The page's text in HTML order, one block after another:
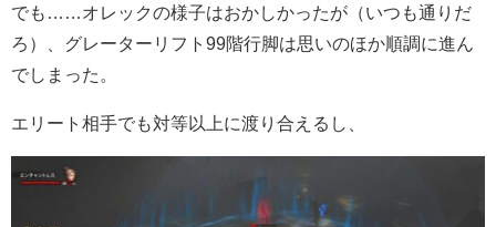
でも……オレックの様子はおかしかったが（いつも通りだ
ろ）、グレーターリフト99階行脚は思いのほか順調に進ん
でしまった。
エリート相手でも対等以上に渡り合えるし、